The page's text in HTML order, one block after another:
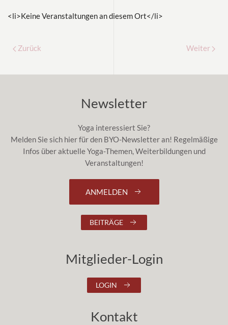
<li>Keine Veranstaltungen an diesem Ort</li>
Zurück Weiter
Newsletter
Yoga interessiert Sie?
Melden Sie sich hier für den BYO-Newsletter an! Regelmäßige
Infos über aktuelle Yoga-Themen, Weiterbildungen und
Veranstaltungen!
ANMELDEN
BEITRÄGE
Mitglieder-Login
LOGIN
Kontakt